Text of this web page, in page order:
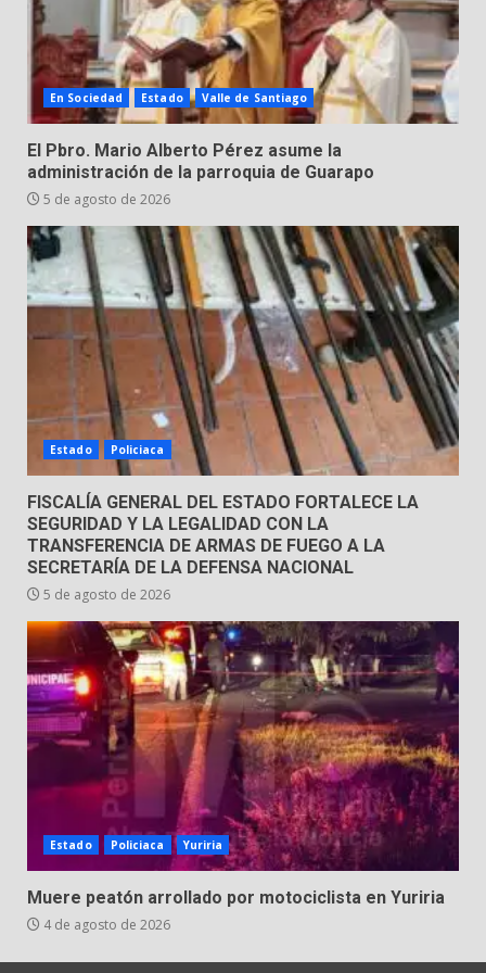
Emboscada a policías en Yuriria
31 de julio de 2026
En Sociedad Estado Valle de Santiago
El Pbro. Mario Alberto Pérez asume la
administración de la parroquia de Guarapo
5 de agosto de 2026
Estado Policiaca
FISCALÍA GENERAL DEL ESTADO FORTALECE LA
SEGURIDAD Y LA LEGALIDAD CON LA
TRANSFERENCIA DE ARMAS DE FUEGO A LA
SECRETARÍA DE LA DEFENSA NACIONAL
5 de agosto de 2026
Estado Policiaca Yuriria
Muere peatón arrollado por motociclista en Yuriria
4 de agosto de 2026